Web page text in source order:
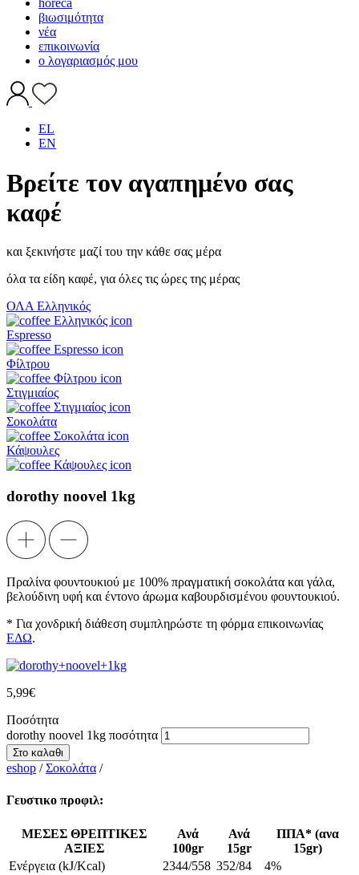
horeca
βιωσιμότητα
νέα
επικοινωνία
ο λογαριασμός μου
accountwishlist
EL
EN
Βρείτε τον αγαπημένο σας
καφέ
και ξεκινήστε μαζί του την κάθε σας μέρα
όλα τα είδη καφέ, για όλες τις ώρες της μέρας
ΟΛΑ Ελληνικός
Espresso
Φίλτρου
Στιγμιαίος
Σοκολάτα
Κάψουλες
dorothy noovel 1kg
Πραλίνα φουντουκιού με 100% πραγματική σοκολάτα και γάλα,
βελούδινη υφή και έντονο άρωμα καβουρδισμένου φουντουκιού.
* Για χονδρική διάθεση συμπληρώστε τη φόρμα επικοινωνίας
ΕΔΩ.
5,99€
Ποσότητα
dorothy noovel 1kg ποσότητα
Στο καλαθι
eshop /Σοκολάτα /
Γευστικο προφιλ:
titleΜΕΣΕΣ ΘΡΕΠΤΙΚΕΣ
ΑΞΙΕΣ
Ανά
100gr
Ανά
15gr
ΠΠΑ* (ανα
15gr)
Ενέργεια (kJ/Kcal)
2344/558 352/84
4%